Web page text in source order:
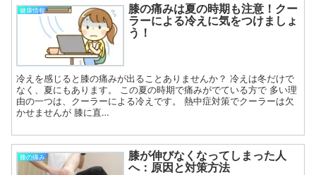
健康情報
膝の痛みは夏の時期も注意！クー
ラーによる冷えに気をつけましょ
う！
冷えを感じると膝の痛みが出ることありませんか？ 冷えは冬だけで
なく、夏にもあります。 この夏の時期で痛みがでている方で 多い理
由の一つは、クーラーによる冷えです。 熱中症対策でクーラーは欠
かせませんが 膝に直…
膝の痛み
膝が伸びなくなってしまった人
へ：原因と対策方法